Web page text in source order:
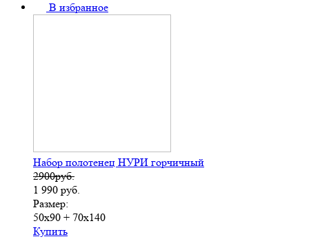
В избранное
Набор полотенец НУРИ горчичный
2900руб.
1 990 руб.
Размер:
50х90 + 70х140
Купить